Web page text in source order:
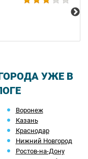
УЖЕ В
Воронеж
Казань
Краснодар
Нижний Новгород
Ростов-на-Дону